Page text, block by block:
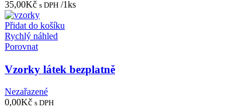
35,00Kč s DPH /1ks
Přidat do košíku
Rychlý náhled
Porovnat
Vzorky látek bezplatně
Nezařazené
0,00Kč s DPH